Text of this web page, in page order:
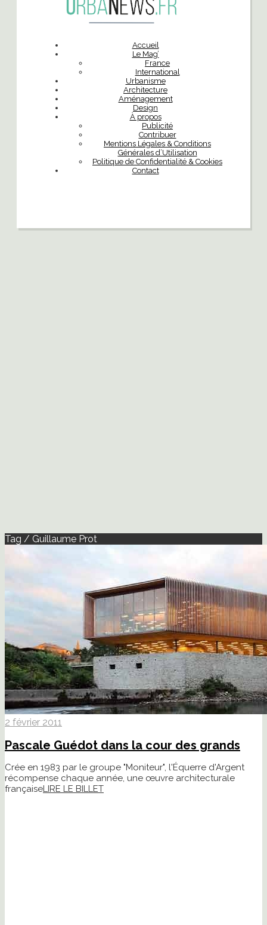
Accueil
Le Mag’
France
International
Urbanisme
Architecture
Aménagement
Design
À propos
Publicité
Contribuer
Mentions Légales & Conditions
Générales d’Utilisation
Politique de Confidentialité & Cookies
Contact
Tag / Guillaume Prot
2 février 2011
Pascale Guédot dans la cour des grands
Crée en 1983 par le groupe "Moniteur", l'Équerre d'Argent
récompense chaque année, une œuvre architecturale
françaiseLIRE LE BILLET